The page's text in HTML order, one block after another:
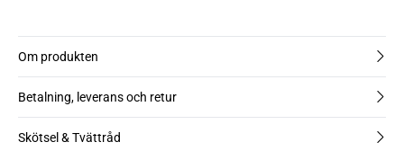
Om produkten
Betalning, leverans och retur
Skötsel & Tvättråd